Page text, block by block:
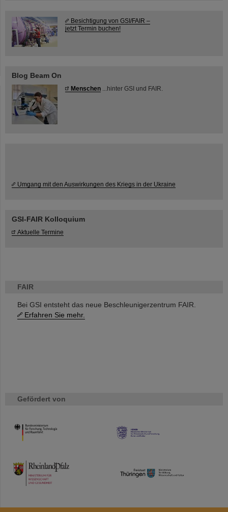
FAIR
Bei GSI entsteht das neue Beschleunigerzentrum FAIR.
Erfahren Sie mehr.
Gefördert von
HMWK
TMWWDG
Besichtigung von GSI/FAIR –
jetzt Termin buchen!
Blog Beam On
Menschen ...hinter GSI und FAIR.
Umgang mit den Auswirkungen des Kriegs in der Ukraine
GSI-FAIR Kolloquium
Aktuelle Termine